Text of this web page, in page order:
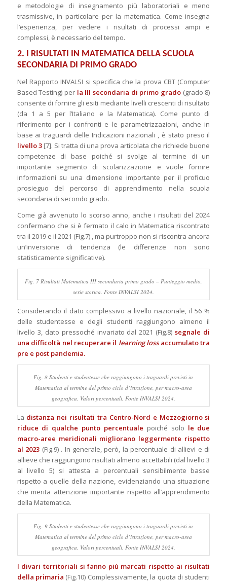
e metodologie di insegnamento più laboratoriali e meno
trasmissive, in particolare per la matematica. Come insegna
l’esperienza, per vedere i risultati di processi ampi e
complessi, è necessario del tempo.
2. I RISULTATI IN MATEMATICA DELLA SCUOLA
SECONDARIA DI PRIMO GRADO
Nel Rapporto INVALSI si specifica che la prova CBT (Computer
Based Testing) per la III secondaria di primo grado (grado 8)
consente di fornire gli esiti mediante livelli crescenti di risultato
(da 1 a 5 per l’Italiano e la Matematica). Come punto di
riferimento per i confronti e le parametrizzazioni, anche in
base ai traguardi delle Indicazioni nazionali , è stato preso il
livello 3 [7]. Si tratta di una prova articolata che richiede buone
competenze di base poiché si svolge al termine di un
importante segmento di scolarizzazione e vuole fornire
informazioni su una dimensione importante per il proficuo
prosieguo del percorso di apprendimento nella scuola
secondaria di secondo grado.
Come già avvenuto lo scorso anno, anche i risultati del 2024
confermano che si è fermato il calo in Matematica riscontrato
tra il 2019 e il 2021 (Fig.7) , ma purtroppo non si riscontra ancora
un’inversione di tendenza (le differenze non sono
statisticamente significative).
Fig. 7 Risultati Matematica III secondaria primo grado – Punteggio medio,
serie storica. Fonte INVALSI 2024.
Considerando il dato complessivo a livello nazionale, il 56 %
delle studentesse e degli studenti raggiungono almeno il
livello 3, dato pressoché invariato dal 2021 (Fig.8)segnale di
una difficoltà nel recuperare il learning lossaccumulato tra
pre e post pandemia.
Fig. 8 Studenti e studentesse che raggiungono i traguardi previsti in
Matematica al termine del primo ciclo d’istruzione, per macro-area
geografica. Valori percentuali. Fonte INVALSI 2024.
La distanza nei risultati tra Centro-Nord e Mezzogiorno si
riduce di qualche punto percentuale poiché solo le due
macro-aree meridionali migliorano leggermente rispetto
al 2023 (Fig.9) . In generale, però, la percentuale di allievi e di
allieve che raggiungono risultati almeno accettabili (dal livello 3
al livello 5) si attesta a percentuali sensibilmente basse
rispetto a quelle della nazione, evidenziando una situazione
che merita attenzione importante rispetto all’apprendimento
della Matematica.
Fig. 9 Studenti e studentesse che raggiungono i traguardi previsti in
Matematica al termine del primo ciclo d’istruzione, per macro-area
geografica. Valori percentuali. Fonte INVALSI 2024.
I divari territoriali si fanno più marcati rispetto ai risultati
della primaria (Fig.10) Complessivamente, la quota di studenti